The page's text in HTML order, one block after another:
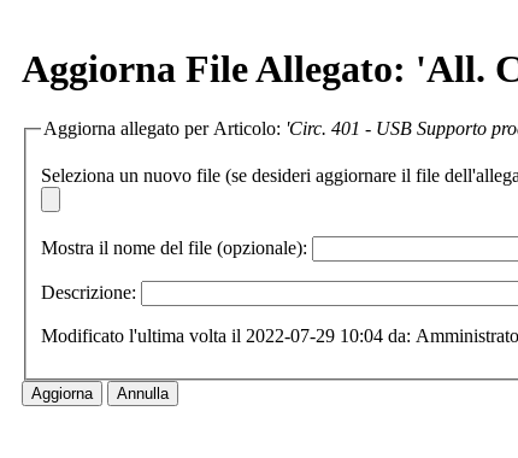
Aggiorna File Allegato: 'All.
Aggiorna allegato per Articolo: 'Circ. 401 - USB Supporto
Seleziona un nuovo file (se desideri aggiornare il file
Mostra il nome del file (opzionale):
Descrizione:
Modificato l'ultima volta il 2022-07-29 10:04 da: